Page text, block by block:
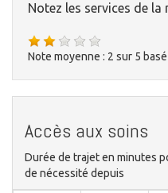
Notez les services de la
Note moyenne : 2 sur 5
Accès aux soins
Durée de trajet en minutes
de nécessité depuis